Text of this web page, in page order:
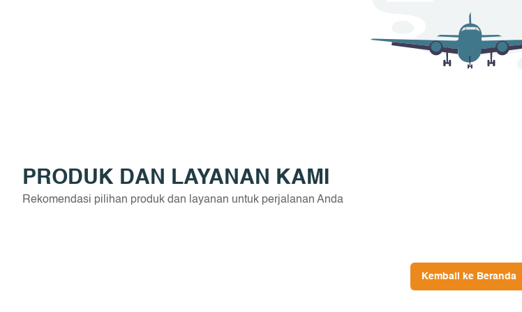
PRODUK DAN LAYANAN KAMI
Rekomendasi pilihan produk dan layanan untuk perjalanan Anda
Kembali ke Beranda